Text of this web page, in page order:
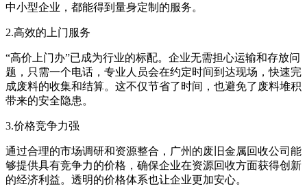
中小型企业，都能得到量身定制的服务。
2.高效的上门服务
“高价上门办”已成为行业的标配。企业无需担心运输和存放问
题，只需一个电话，专业人员会在约定时间到达现场，快速完
成废料的收集和结算。这不仅节省了时间，也避免了废料堆积
带来的安全隐患。
3.价格竞争力强
通过合理的市场调研和资源整合，广州的废旧金属回收公司能
够提供具有竞争力的价格，确保企业在资源回收方面获得创新
的经济利益。透明的价格体系也让企业更加安心。